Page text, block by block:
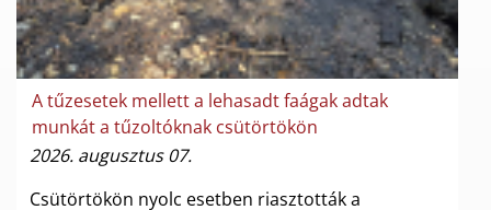
A tűzesetek mellett a lehasadt faágak adtak
munkát a tűzoltóknak csütörtökön
2026. augusztus 07.
Csütörtökön nyolc esetben riasztották a